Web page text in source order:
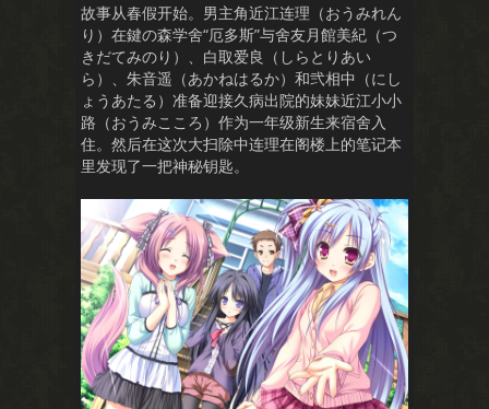
故事从春假开始。男主角近江连理（おうみれん
り）在鍵の森学舍“厄多斯”与舍友月館美紀（つ
きだてみのり）、白取爱良（しらとりあい
ら）、朱音遥（あかねはるか）和弐相中（にし
ょうあたる）准备迎接久病出院的妹妹近江小小
路（おうみこころ）作为一年级新生来宿舍入
住。然后在这次大扫除中连理在阁楼上的笔记本
里发现了一把神秘钥匙。